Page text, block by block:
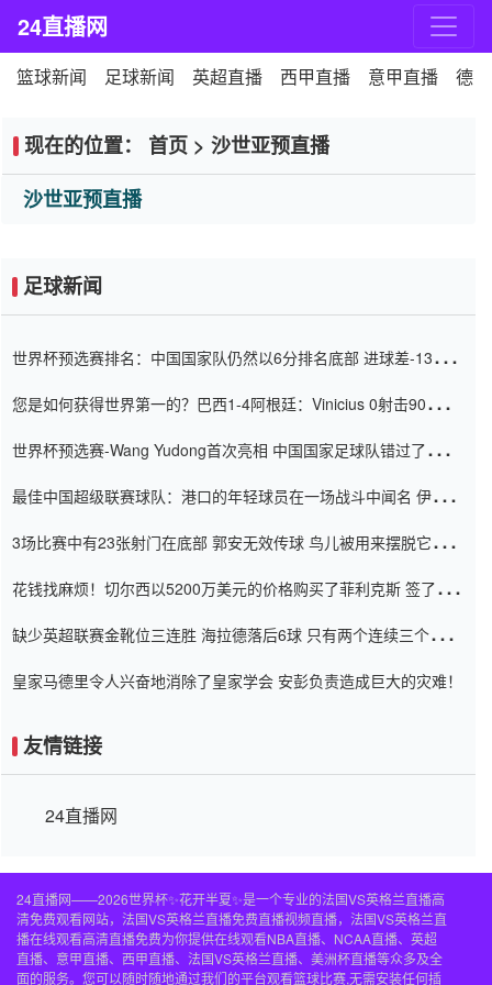
24直播网
篮球新闻 足球新闻 英超直播 西甲直播 意甲直播 德
现在的位置： 首页 > 沙世亚预直播
沙世亚预直播
足球新闻
世界杯预选赛排名：中国国家队仍然以6分排名底部 进球差-13令人
您是如何获得世界第一的？巴西1-4阿根廷：Vinicius 0射击90分钟
世界杯预选赛-Wang Yudong首次亮相 中国国家足球队错过了世界
最佳中国超级联赛球队：港口的年轻球员在一场战斗中闻名 伊万放
3场比赛中有23张射门在底部 郭安无效传球 鸟儿被用来摆脱它
花钱找麻烦！切尔西以5200万美元的价格购买了菲利克斯 签了7年
缺少英超联赛金靴位三连胜 海拉德落后6球 只有两个连续三个连续
皇家马德里令人兴奋地消除了皇家学会 安彭负责造成巨大的灾难！
友情链接
24直播网
24直播网——2026世界杯✨花开半夏✨是一个专业的法国VS英格兰直播高
清免费观看网站，法国VS英格兰直播免费直播视频直播，法国VS英格兰直
播在线观看高清直播免费为你提供在线观看NBA直播、NCAA直播、英超
直播、意甲直播、西甲直播、法国VS英格兰直播、美洲杯直播等众多及全
面的服务。您可以随时随地通过我们的平台观看篮球比赛,无需安装任何插